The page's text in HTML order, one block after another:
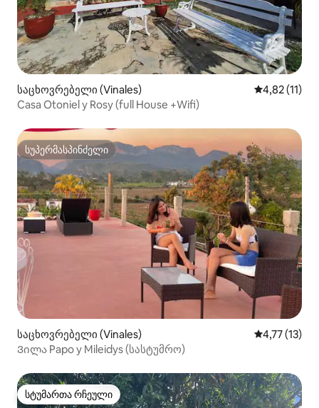
საცხოვრებელი (Vinales) საშუალო
4,82 (11)
Casa Otoniel y Rosy (full House +Wifi)
სუპერმასპინძელი
სუპერმასპინძელი
საცხოვრებელი (Vinales) საშუალო
4,77 (13)
Ვილა Papo y Mileidys (სასტუმრო)
სტუმართა რჩეული
სტუმართა რჩეული